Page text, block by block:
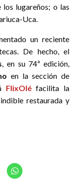
lugareños; o las
Uca.
un reciente
De hecho, el
, en su 74ª edición,
en la sección de
FlixOléfacilita la
restaurada y